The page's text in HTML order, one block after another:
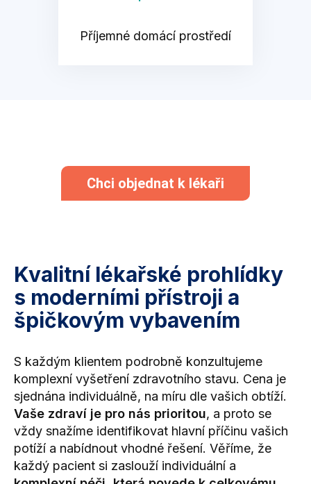
Příjemné domácí prostředí
Chci objednat k lékaři
Kvalitní lékařské prohlídky
s moderními přístroji a
špičkovým vybavením
S každým klientem podrobně konzultujeme
komplexní vyšetření zdravotního stavu. Cena je
sjednána individuálně, na míru dle vašich obtíží.
Vaše zdraví je pro nás prioritou, a proto se
vždy snažíme identifikovat hlavní příčinu vašich
potíží a nabídnout vhodné řešení. Věříme, že
každý pacient si zaslouží individuální a